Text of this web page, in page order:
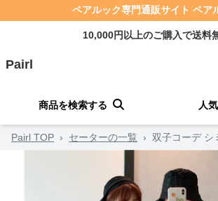
ペアルック専門通販サイト ペア
10,000円以上のご購入で送料
Pairl
商品を検索する 人
Pairl TOP › セーターの一覧 › 双子コーデ シ